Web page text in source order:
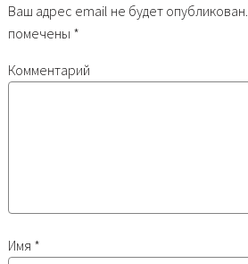
Ваш адрес email не будет опубликован.
помечены *
Комментарий
Имя *